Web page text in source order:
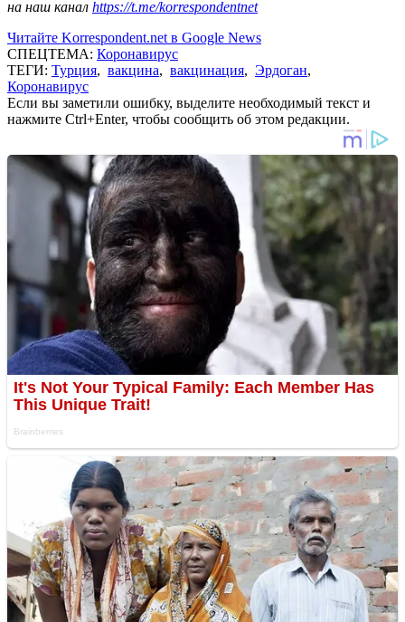
на наш канал https://t.me/korrespondentnet
Читайте Korrespondent.net в Google News
СПЕЦТЕМА: Коронавирус
ТЕГИ: Турция, вакцина, вакцинация, Эрдоган,
Коронавирус
Если вы заметили ошибку, выделите необходимый текст и
нажмите Ctrl+Enter, чтобы сообщить об этом редакции.